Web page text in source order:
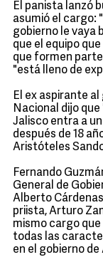
El panista lanzó
asumió el cargo:
gobierno le vaya
que el equipo
que formen
"está lleno de
El ex aspirante
Nacional dijo
Jalisco entra a
después de 18
Aristóteles
Fernando
General de
Alberto
priista, Arturo
mismo cargo
todas las
en el gobierno